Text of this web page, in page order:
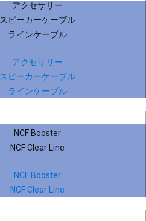
アクセサリー
スピーカーケーブル
ラインケーブル
アクセサリー
スピーカーケーブル
ラインケーブル
NCF Booster
NCF Clear Line
NCF Booster
NCF Clear Line